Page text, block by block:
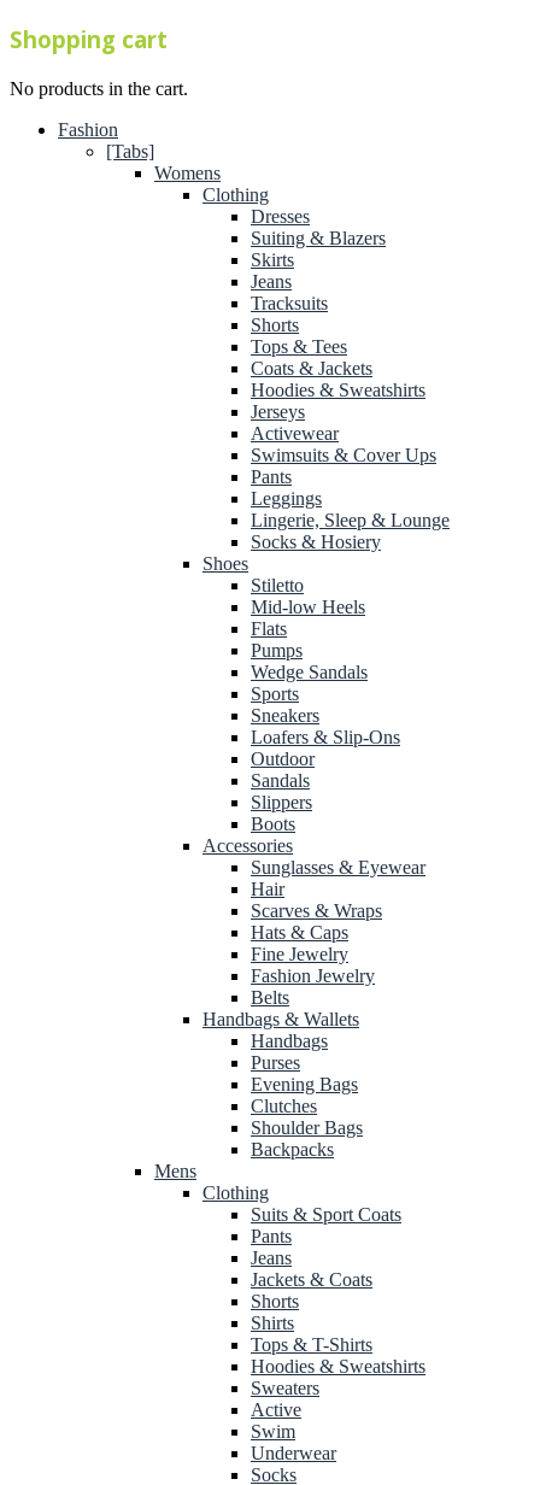
Shopping cart
No products in the cart.
Fashion
[Tabs]
Womens
Clothing
Dresses
Suiting & Blazers
Skirts
Jeans
Tracksuits
Shorts
Tops & Tees
Coats & Jackets
Hoodies & Sweatshirts
Jerseys
Activewear
Swimsuits & Cover Ups
Pants
Leggings
Lingerie, Sleep & Lounge
Socks & Hosiery
Shoes
Stiletto
Mid-low Heels
Flats
Pumps
Wedge Sandals
Sports
Sneakers
Loafers & Slip-Ons
Outdoor
Sandals
Slippers
Boots
Accessories
Sunglasses & Eyewear
Hair
Scarves & Wraps
Hats & Caps
Fine Jewelry
Fashion Jewelry
Belts
Handbags & Wallets
Handbags
Purses
Evening Bags
Clutches
Shoulder Bags
Backpacks
Mens
Clothing
Suits & Sport Coats
Pants
Jeans
Jackets & Coats
Shorts
Shirts
Tops & T-Shirts
Hoodies & Sweatshirts
Sweaters
Active
Swim
Underwear
Socks